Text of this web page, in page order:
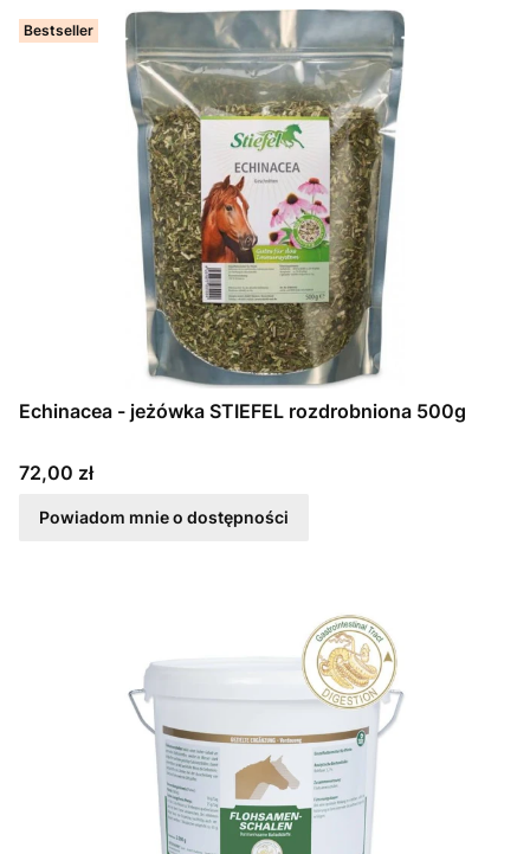
Bestseller
Echinacea - jeżówka STIEFEL rozdrobniona 500g
Cena
72,00 zł
Powiadom mnie o dostępności